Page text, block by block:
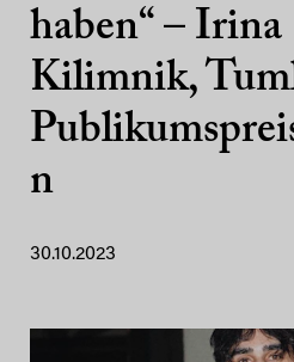
haben“ – Irina
Kilimnik,
n
30.10.2023